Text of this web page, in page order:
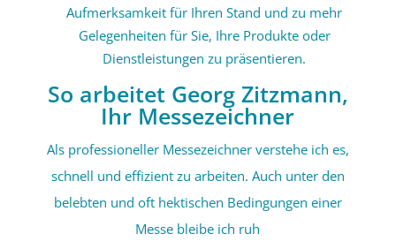
Aufmerksamkeit für Ihren Stand und zu mehr
Gelegenheiten für Sie, Ihre Produkte oder
Dienstleistungen zu präsentieren.
So arbeitet Georg Zitzmann,
Ihr Messezeichner
Als professioneller Messezeichner verstehe ich es,
schnell und effizient zu arbeiten. Auch unter den
belebten und oft hektischen Bedingungen einer
Messe bleibe ich ruh